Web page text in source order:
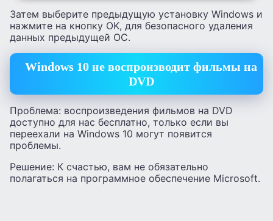
Затем выберите предыдущую установку Windows и
нажмите на кнопку OK, для безопасного удаления
данных предыдущей ОС.
Windows 10 не воспроизводит фильмы на
DVD
Проблема: воспроизведения фильмов на DVD
доступно для нас бесплатно, только если вы
переехали на Windows 10 могут появится
проблемы.
Решение: К счастью, вам не обязательно
полагаться на программное обеспечение Microsoft.